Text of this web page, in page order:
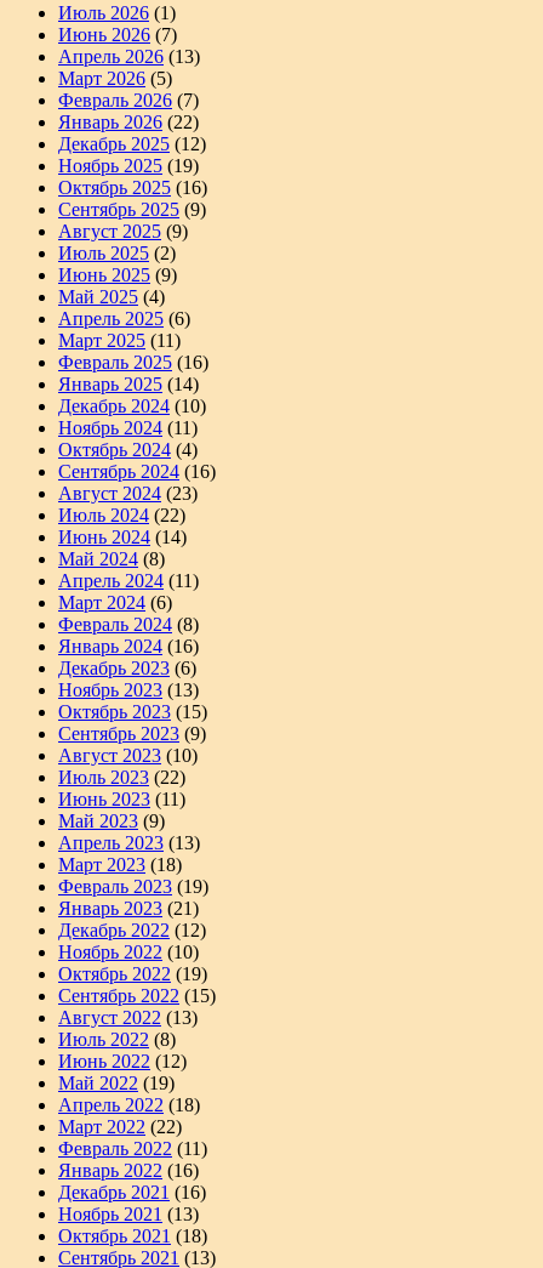
Июль 2026 (1)
Июнь 2026 (7)
Апрель 2026 (13)
Март 2026 (5)
Февраль 2026 (7)
Январь 2026 (22)
Декабрь 2025 (12)
Ноябрь 2025 (19)
Октябрь 2025 (16)
Сентябрь 2025 (9)
Август 2025 (9)
Июль 2025 (2)
Июнь 2025 (9)
Май 2025 (4)
Апрель 2025 (6)
Март 2025 (11)
Февраль 2025 (16)
Январь 2025 (14)
Декабрь 2024 (10)
Ноябрь 2024 (11)
Октябрь 2024 (4)
Сентябрь 2024 (16)
Август 2024 (23)
Июль 2024 (22)
Июнь 2024 (14)
Май 2024 (8)
Апрель 2024 (11)
Март 2024 (6)
Февраль 2024 (8)
Январь 2024 (16)
Декабрь 2023 (6)
Ноябрь 2023 (13)
Октябрь 2023 (15)
Сентябрь 2023 (9)
Август 2023 (10)
Июль 2023 (22)
Июнь 2023 (11)
Май 2023 (9)
Апрель 2023 (13)
Март 2023 (18)
Февраль 2023 (19)
Январь 2023 (21)
Декабрь 2022 (12)
Ноябрь 2022 (10)
Октябрь 2022 (19)
Сентябрь 2022 (15)
Август 2022 (13)
Июль 2022 (8)
Июнь 2022 (12)
Май 2022 (19)
Апрель 2022 (18)
Март 2022 (22)
Февраль 2022 (11)
Январь 2022 (16)
Декабрь 2021 (16)
Ноябрь 2021 (13)
Октябрь 2021 (18)
Сентябрь 2021 (13)